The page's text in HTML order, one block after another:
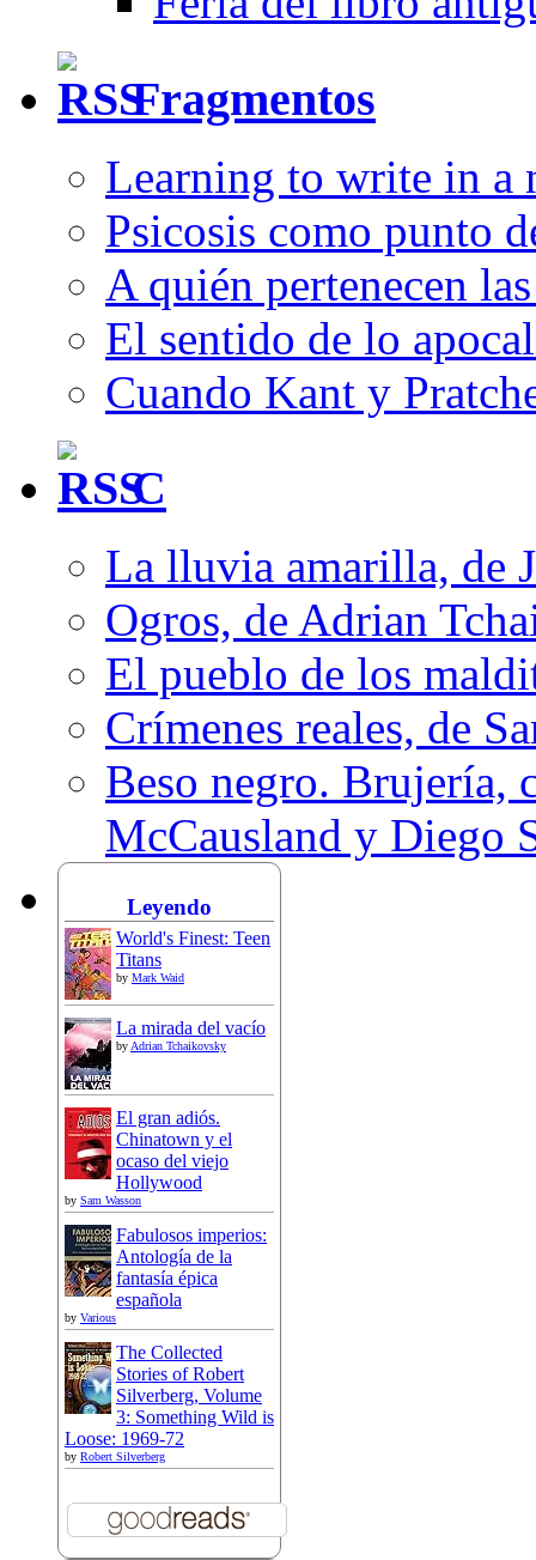
Fragmentos
Learning to write in a
Psicosis como punto
A quién pertenecen
El sentido de lo
Cuando Kant y
C
La lluvia amarilla, de
Ogros, de Adrian
El pueblo de los
Crímenes reales, de
Beso negro. Brujería,
McCausland y Diego
Leyendo
World's Finest: Teen
Titans
by Mark Waid
La mirada del vacío
by Adrian Tchaikovsky
El gran adiós.
Chinatown y el
ocaso del viejo
Hollywood
by Sam Wasson
Fabulosos imperios:
Antología de la
fantasía épica
española
by Various
The Collected
Stories of Robert
Silverberg, Volume
3: Something Wild is
Loose: 1969-72
by Robert Silverberg